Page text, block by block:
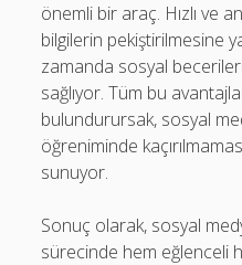
önemli bir araç. Hızlı ve
bilgilerin pekiştirilmesine
zamanda sosyal
sağlıyor. Tüm bu
bulundurursak, sosyal
öğreniminde
sunuyor.
Sonuç olarak, sosyal
sürecinde hem eğlenceli